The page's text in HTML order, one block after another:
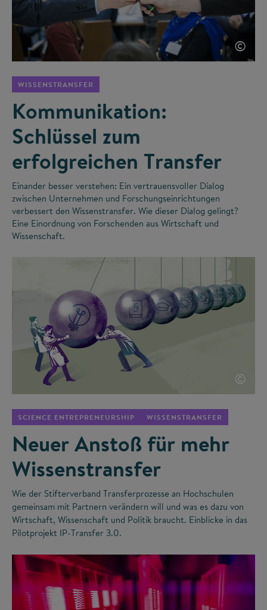
©
WISSENSTRANSFER
Kommunikation:
Schlüssel zum
erfolgreichen Transfer
Einander besser verstehen: Ein vertrauensvoller Dialog
zwischen Unternehmen und Forschungseinrichtungen
verbessert den Wissenstransfer. Wie dieser Dialog gelingt?
Eine Einordnung von Forschenden aus Wirtschaft und
Wissenschaft.
©
SCIENCE ENTREPRENEURSHIP WISSENSTRANSFER
Neuer Anstoß für mehr
Wissenstransfer
Wie der Stifterverband Transferprozesse an Hochschulen
gemeinsam mit Partnern verändern will und was es dazu von
Wirtschaft, Wissenschaft und Politik braucht. Einblicke in das
Pilotprojekt IP-Transfer 3.0.